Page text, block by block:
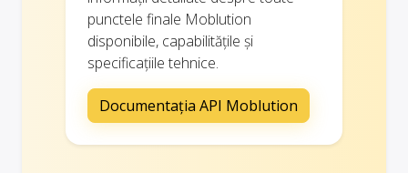
punctele finale Moblution
disponibile, capabilitățile și
specificațiile tehnice.
Documentația API Moblution